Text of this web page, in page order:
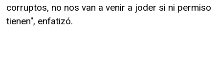
corruptos, no nos van a venir a joder si ni permiso
tienen", enfatizó.